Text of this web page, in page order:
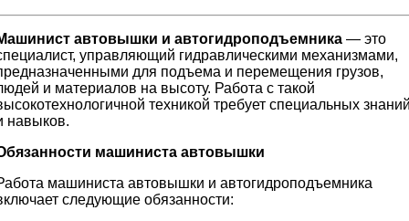
автовышки и автогидроподъемника— это
управляющий гидравлическими механизмами,
для подъема и перемещения грузов,
и материалов на высоту. Работа с такой
техникой требует специальных
навыков.
машиниста автовышки
машиниста автовышки и автогидроподъемника
следующие обязанности: